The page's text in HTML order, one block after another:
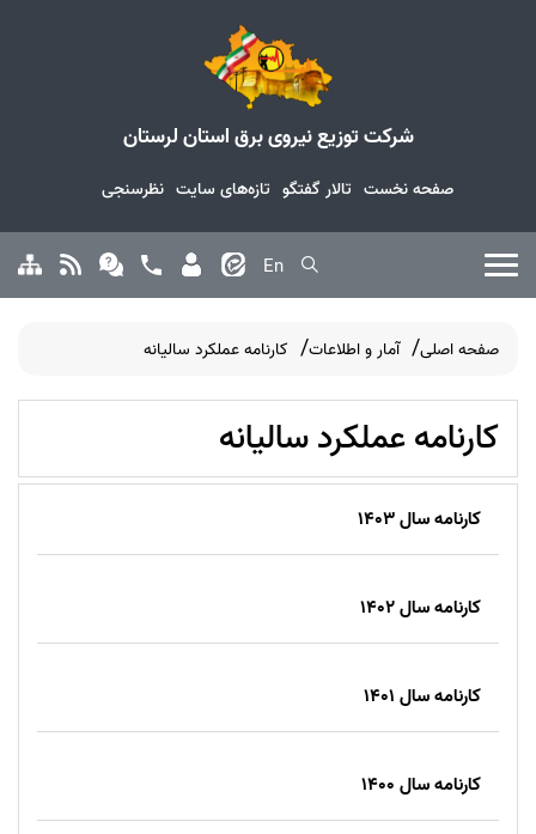
صفحه نخست تالار گفتگو تازه‌های سایت نظرسنجی
شرکت توزیع نیروی برق استان لرستان
En
صفحه اصلی آمار و اطلاعات کارنامه عملکرد سالیانه
کارنامه عملکرد سالیانه
کارنامه سال 1403
کارنامه سال 1402
کارنامه سال 1401
کارنامه سال ۱۴۰۰